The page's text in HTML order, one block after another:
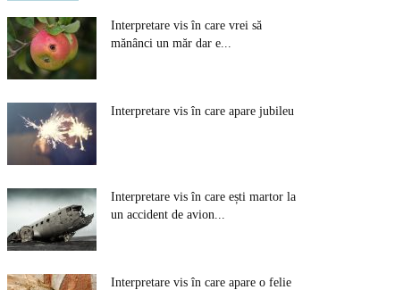
Interpretare vis în care vrei să
mănânci un măr dar e...
Interpretare vis în care apare jubileu
Interpretare vis în care ești martor la
un accident de avion...
Interpretare vis în care apare o felie